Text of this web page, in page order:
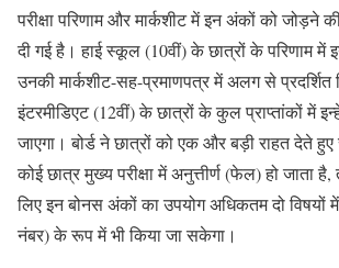
परीक्षा परिणाम और मार्कशीट में इन अंकों को जोड़ने
दी गई है। हाई स्कूल (10वीं) के छात्रों के परिणाम में
उनकी मार्कशीट-सह-प्रमाणपत्र में अलग से प्रदर्शित
इंटरमीडिएट (12वीं) के छात्रों के कुल प्राप्तांकों में
जाएगा। बोर्ड ने छात्रों को एक और बड़ी राहत देते हुए
कोई छात्र मुख्य परीक्षा में अनुत्तीर्ण (फेल) हो जाता
लिए इन बोनस अंकों का उपयोग अधिकतम दो विषयों
नंबर) के रूप में भी किया जा सकेगा।